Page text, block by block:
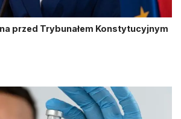
przed Trybunałem Konstytucyjnym